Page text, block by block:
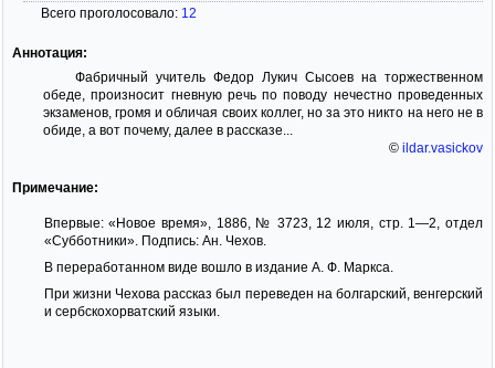
Всего проголосовало: 12
Аннотация:
Фабричный учитель Федор Лукич Сысоев на торжественном
обеде, произносит гневную речь по поводу нечестно проведенных
экзаменов, громя и обличая своих коллег, но за это никто на него не в
обиде, а вот почему, далее в рассказе...
© ildar.vasickov
Примечание:
Впервые: «Новое время», 1886, № 3723, 12 июля, стр. 1—2, отдел
«Субботники». Подпись: Ан. Чехов.
В переработанном виде вошло в издание А. Ф. Маркса.
При жизни Чехова рассказ был переведен на болгарский, венгерский
и сербскохорватский языки.